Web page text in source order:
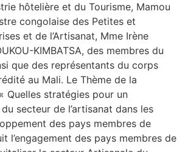
hôtelière et du Tourisme, Mamou
congolaise des Petites et
et de l’Artisanat, Mme Irène
KIMBATSA, des membres du
que des représentants du corps
au Mali. Le Thème de la
Quelles stratégies pour un
secteur de l’artisanat dans les
des pays membres de
l’engagement des pays membres de